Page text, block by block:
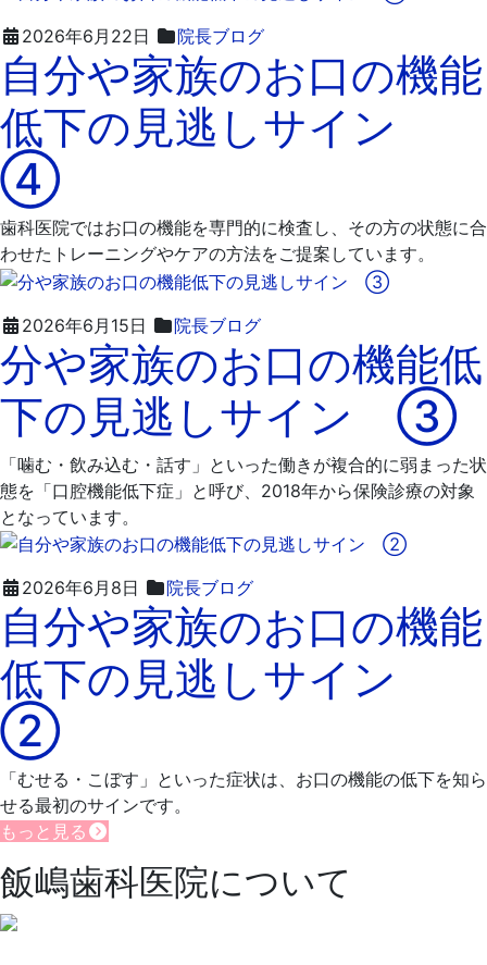
2026年6月22日 院長ブログ2026
年
7
月
飯
嶋
歯
科
医
自分や家族のお口の機能
低下の見逃しサイン
④
歯科医院ではお口の機能を専門的に検査し、その方の状態に合
わせたトレーニングやケアの方法をご提案しています。
2026年6月15日 院長ブログ2026
年
16
日
飯
嶋
歯
医
院
分や家族のお口の機能低
下の見逃しサイン ③
「噛む・飲み込む・話す」といった働きが複合的に弱まった状
態を「口腔機能低下症」と呼び、2018年から保険診療の対象
となっています。
2026年6月8日 院長ブログ2026
年
6
16
飯
嶋
歯
医
自分や家族のお口の機能
低下の見逃しサイン
②
「むせる・こぼす」といった症状は、お口の機能の低下を知ら
せる最初のサインです。
もっと見る
飯嶋歯科医院について